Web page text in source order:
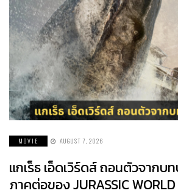
MOVIE AUGUST 7, 2026
แกเร็ธ เอ็ดเวิร์ดส์ ถอนตัวจาก
ภาคต่อของ JURASSIC WORLD